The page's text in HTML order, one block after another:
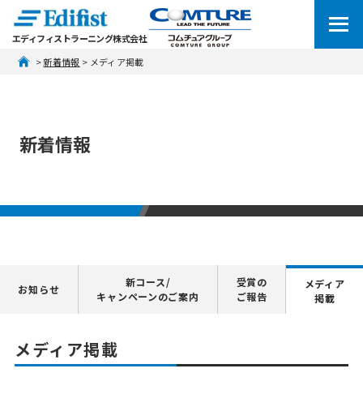
エディフィストラーニング株式会社
> 新着情報 > メディア掲載
新着情報
お知らせ
新コース/
キャンペーンのご案内
受賞の
ご報告
メディア
掲載
メディア掲載